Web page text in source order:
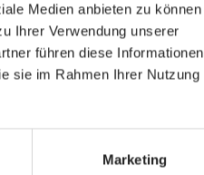
Medien anbieten zu können
Ihrer Verwendung unserer
führen diese Informationen
sie im Rahmen Ihrer Nutzung
Marketing